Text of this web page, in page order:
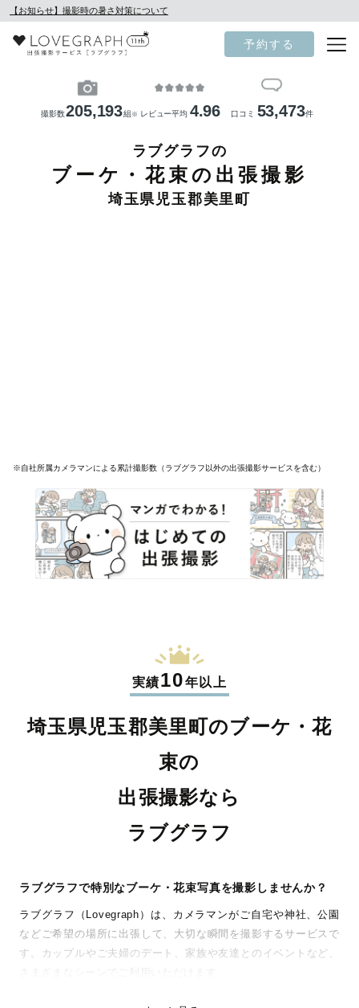
【お知らせ】撮影時の暑さ対策について
予約する
撮影数205,193組 ※ レビュー平均 4.96 口コミ 53,473件
ラブグラフの
ブーケ・花束の出張撮影
埼玉県児玉郡美里町
※自社所属カメラマンによる累計撮影数（ラブグラフ以外の出張撮影サービスを含む）
実績10年以上
埼玉県児玉郡美里町のブーケ・花
束の
出張撮影なら
ラブグラフ
ラブグラフで特別なブーケ・花束写真を撮影しませんか？
ラブグラフ（Lovegraph）は、カメラマンがご自宅や神社、公園
などご希望の場所に出張して、大切な瞬間を撮影するサービスで
す。カップルやご夫婦のデート、家族や友達とのイベントなど、